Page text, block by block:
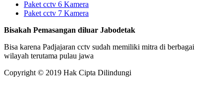
Paket cctv 6 Kamera
Paket cctv 7 Kamera
Bisakah Pemasangan diluar Jabodetak
Bisa karena Padjajaran cctv sudah memiliki mitra di berbagai
wilayah terutama pulau jawa
Copyright © 2019 Hak Cipta Dilindungi